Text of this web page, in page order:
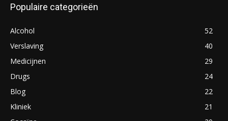
Populaire categorieën
Alcohol
52
Verslaving
40
Medicijnen
29
Drugs
24
Blog
22
Kliniek
21